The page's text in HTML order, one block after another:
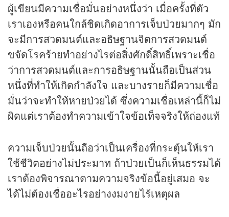
ผู้เขียนมีความเชื่อมั่นอย่างหนึ่งว่า เมื่อครั้งที่ตัว
เราเองหรือคนใกล้ชิดเกิดอาการเจ็บป่วยมากๆ มัก
จะมีการสวดมนต์และอธิษฐานจิตการสวดมนต์
ขจัดโรคร้ายทำอย่างไรต่อสิ่งศักดิ์สิทธิ์เพราะเชื่อ
ว่าการสวดมนต์และการอธิษฐานนั้นถือเป็นส่วน
หนึ่งที่ทำให้เกิดกำลังใจ และบางรายก็มีความเชื่อ
มั่นว่าจะทำให้หายป่วยได้ ซึ่งความเชื่อเหล่านี้ก็ไม่
ผิดแต่เราต้องทำความเข้าใจข้อเท็จจริงให้ถ่องแท้
ความเจ็บป่วยนั้นถือว่าเป็นเครื่องที่กระตุ้นให้เรา
ใช้ชีวิตอย่างไม่ประมาท ถ้าป่วยเป็นก็เห็นธรรมได้
เราต้องพิจารณาตามความจริงข้อนี้อยู่เสมอ จะ
ได้ไม่ต้องเชื่ออะไรอย่างงมงายไร้เหตุผล